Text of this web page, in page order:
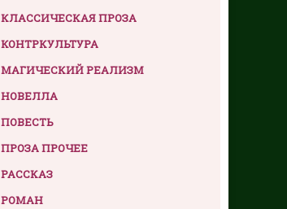
КЛАССИЧЕСКАЯ ПРОЗА
КОНТРКУЛЬТУРА
МАГИЧЕСКИЙ РЕАЛИЗМ
НОВЕЛЛА
ПОВЕСТЬ
ПРОЗА ПРОЧЕЕ
РАССКАЗ
РОМАН